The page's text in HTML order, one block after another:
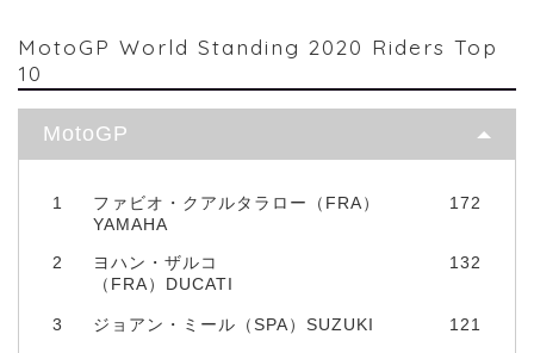
MotoGP World Standing 2020 Riders Top
10
MotoGP
1
ファビオ・クアルタラロー（FRA）
YAMAHA
172
2
ヨハン・ザルコ
（FRA）DUCATI
132
3 ジョアン・ミール（SPA）SUZUKI 121